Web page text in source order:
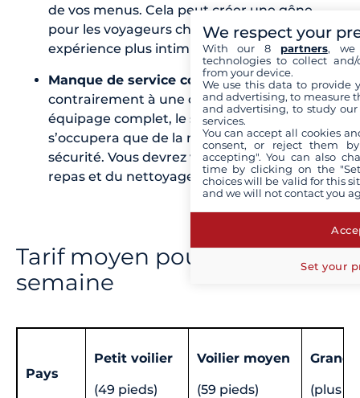
de vos menus. Cela peut créer une gêne
pour les voyageurs cherchant une
expérience plus intimiste.
Manque de service complet :
contrairement à une croisière avec un
équipage complet, le skipper seul ne
s’occupera que de la navigation et de la
sécurité. Vous devrez vous occuper des
repas et du nettoyage du bateau.
Tarif moyen pour une
semaine
Pays
Petit voilier
(49 pieds)
Voilier moyen
(59 pieds)
Grand
(plus
We respect your
With our 8 partners, we
technologies to collect
from your device.
We use this data to provide
and advertising, to measure
and advertising, to study
services.
You can accept all cookies
consent, or reject them
accepting". You can also
time by clicking on the
choices will be valid for this
and we will not contact you
Set your